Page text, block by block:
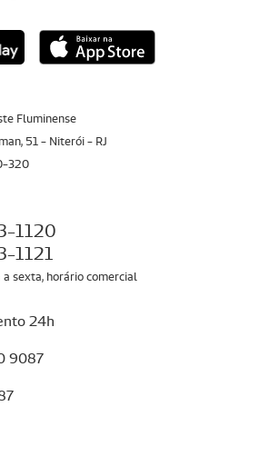
Fluminense
51 - Niterói - RJ
320
1120
1121
a sexta, horário comercial
24h
9087